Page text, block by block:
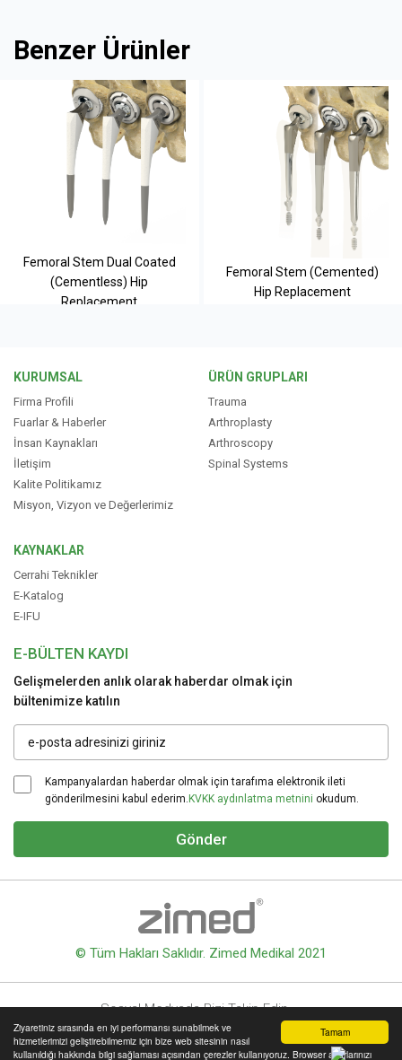
Tamam
Ziyaretiniz sırasında en iyi performansı sunabilmek ve
hizmetlerimizi geliştirebilmemiz için bize web sitesinin nasıl
kullanıldığı hakkında bilgi sağlaması açısından çerezler kullanıyoruz. Browser ayarlarınızı
Benzer Ürünler
Femoral Stem Dual Coated
(Cementless) Hip
Replacement
Femoral Stem (Cemented)
Hip Replacement
KURUMSAL
Firma Profili
Fuarlar & Haberler
İnsan Kaynakları
İletişim
Kalite Politikamız
Misyon, Vizyon ve Değerlerimiz
ÜRÜN GRUPLARI
Trauma
Arthroplasty
Arthroscopy
Spinal Systems
KAYNAKLAR
Cerrahi Teknikler
E-Katalog
E-IFU
E-BÜLTEN KAYDI
Gelişmelerden anlık olarak haberdar olmak için
bültenimize katılın
Kampanyalardan haberdar olmak için tarafıma elektronik ileti
gönderilmesini kabul ederim. KVKK aydınlatma metnini okudum.
Gönder
© Tüm Hakları Saklıdır. Zimed Medikal 2021
Sosyal Medyada Bizi Takip Edin